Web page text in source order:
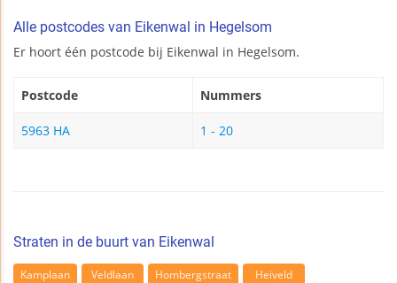
Alle postcodes van Eikenwal in Hegelsom
Er hoort één postcode bij Eikenwal in Hegelsom.
Postcode Nummers
5963 HA 1 - 20
Straten in de buurt van Eikenwal
Kamplaan Veldlaan Hombergstraat
Heiveld